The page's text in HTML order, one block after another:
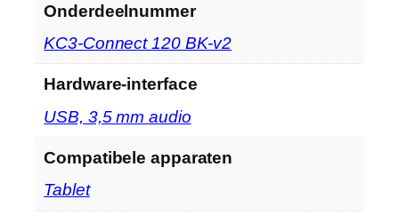
Onderdeelnummer
‎KC3-Connect 120 BK-v2
Hardware-interface
‎USB, 3,5 mm audio
Compatibele apparaten
‎Tablet